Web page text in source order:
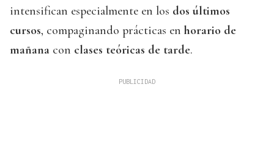
intensifican especialmente en los dos últimos
cursos, compaginando prácticas en horario de
mañana con clases teóricas de tarde.